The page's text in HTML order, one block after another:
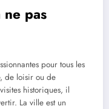
ne pas
pour tous les
de loisir ou de
historiques, il
La ville est un